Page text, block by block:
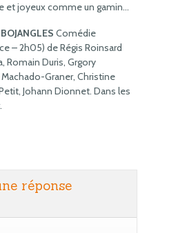
et joyeux comme un gamin…
Comédie
– 2h05) de Régis Roinsard
Romain Duris, Grgory
Graner, Christine
Johann Dionnet. Dans les
réponse